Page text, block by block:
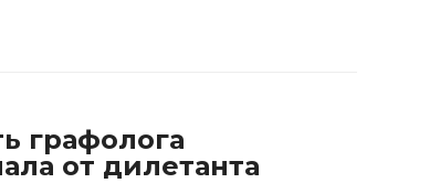
графолога
от дилетанта